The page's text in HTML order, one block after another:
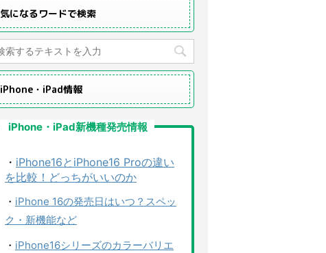
気になるワードで検索
iPhone・iPad情報
iPhone・iPad新機種発売情報
・ iPhone16とiPhone16 Proの違い
を比較！どっちがいいのか
・ iPhone 16の発売日はいつ？スペッ
ク・新機能など
・ iPhone16シリーズのカラーバリエ